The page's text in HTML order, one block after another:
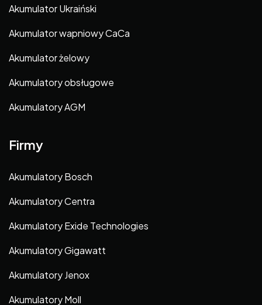
Akumulator Ukraiński
Akumulator wapniowy CaCa
Akumulator żelowy
Akumulatory obsługowe
Akumulatory AGM
Firmy
Akumulatory Bosch
Akumulatory Centra
Akumulatory Exide Technologies
Akumulatory Gigawatt
Akumulatory Jenox
Akumulatory Moll